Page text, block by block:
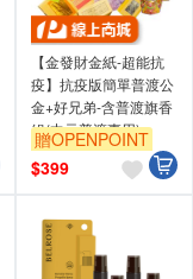
【金發財金紙-超能抗
疫】抗疫版簡單普渡公
金+好兄弟-含普渡旗香
組(中元普渡專用)
贈OPENPOINT
$399